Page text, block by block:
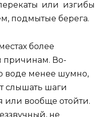
или изгибы
подмытые берега.
более
причинам. Во-
воде менее шумно,
слышать шаги
или вообще отойти.
не